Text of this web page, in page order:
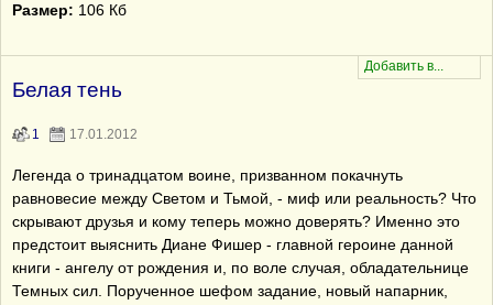
Размер: 106 Кб
Белая тень
1 17.01.2012
Легенда о тринадцатом воине, призванном покачнуть
равновесие между Светом и Тьмой, - миф или реальность? Что
скрывают друзья и кому теперь можно доверять? Именно это
предстоит выяснить Диане Фишер - главной героине данной
книги - ангелу от рождения и, по воле случая, обладательнице
Темных сил. Порученное шефом задание, новый напарник,